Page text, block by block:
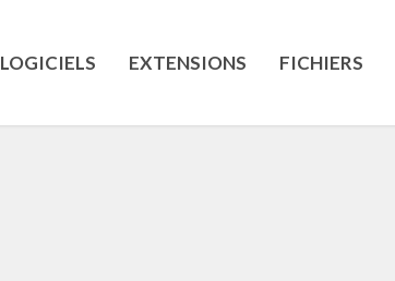
LOGICIELS EXTENSIONS FICHIERS